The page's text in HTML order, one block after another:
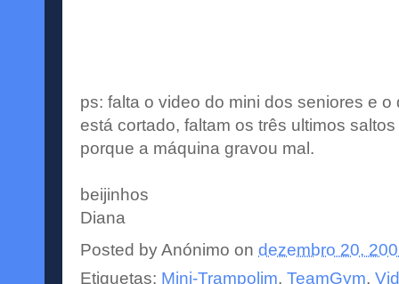
ps: falta o video do mini dos seniores e
está cortado, faltam os três ultimos
porque a máquina gravou mal.
beijinhos
Diana
Posted byAnónimo on dezembro 20,
Etiquetas: Mini-Trampolim, TeamGym,